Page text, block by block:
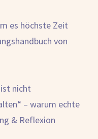
es höchste Zeit
von
nicht
– warum echte
& Reflexion